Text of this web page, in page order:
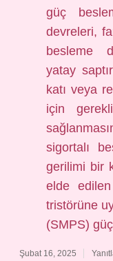
güç
devreleri,
besleme
yatay
katı veya
için
sigortalı
gerilimi bir
elde
tristörüne
(SMPS)
Şubat 16, 2025